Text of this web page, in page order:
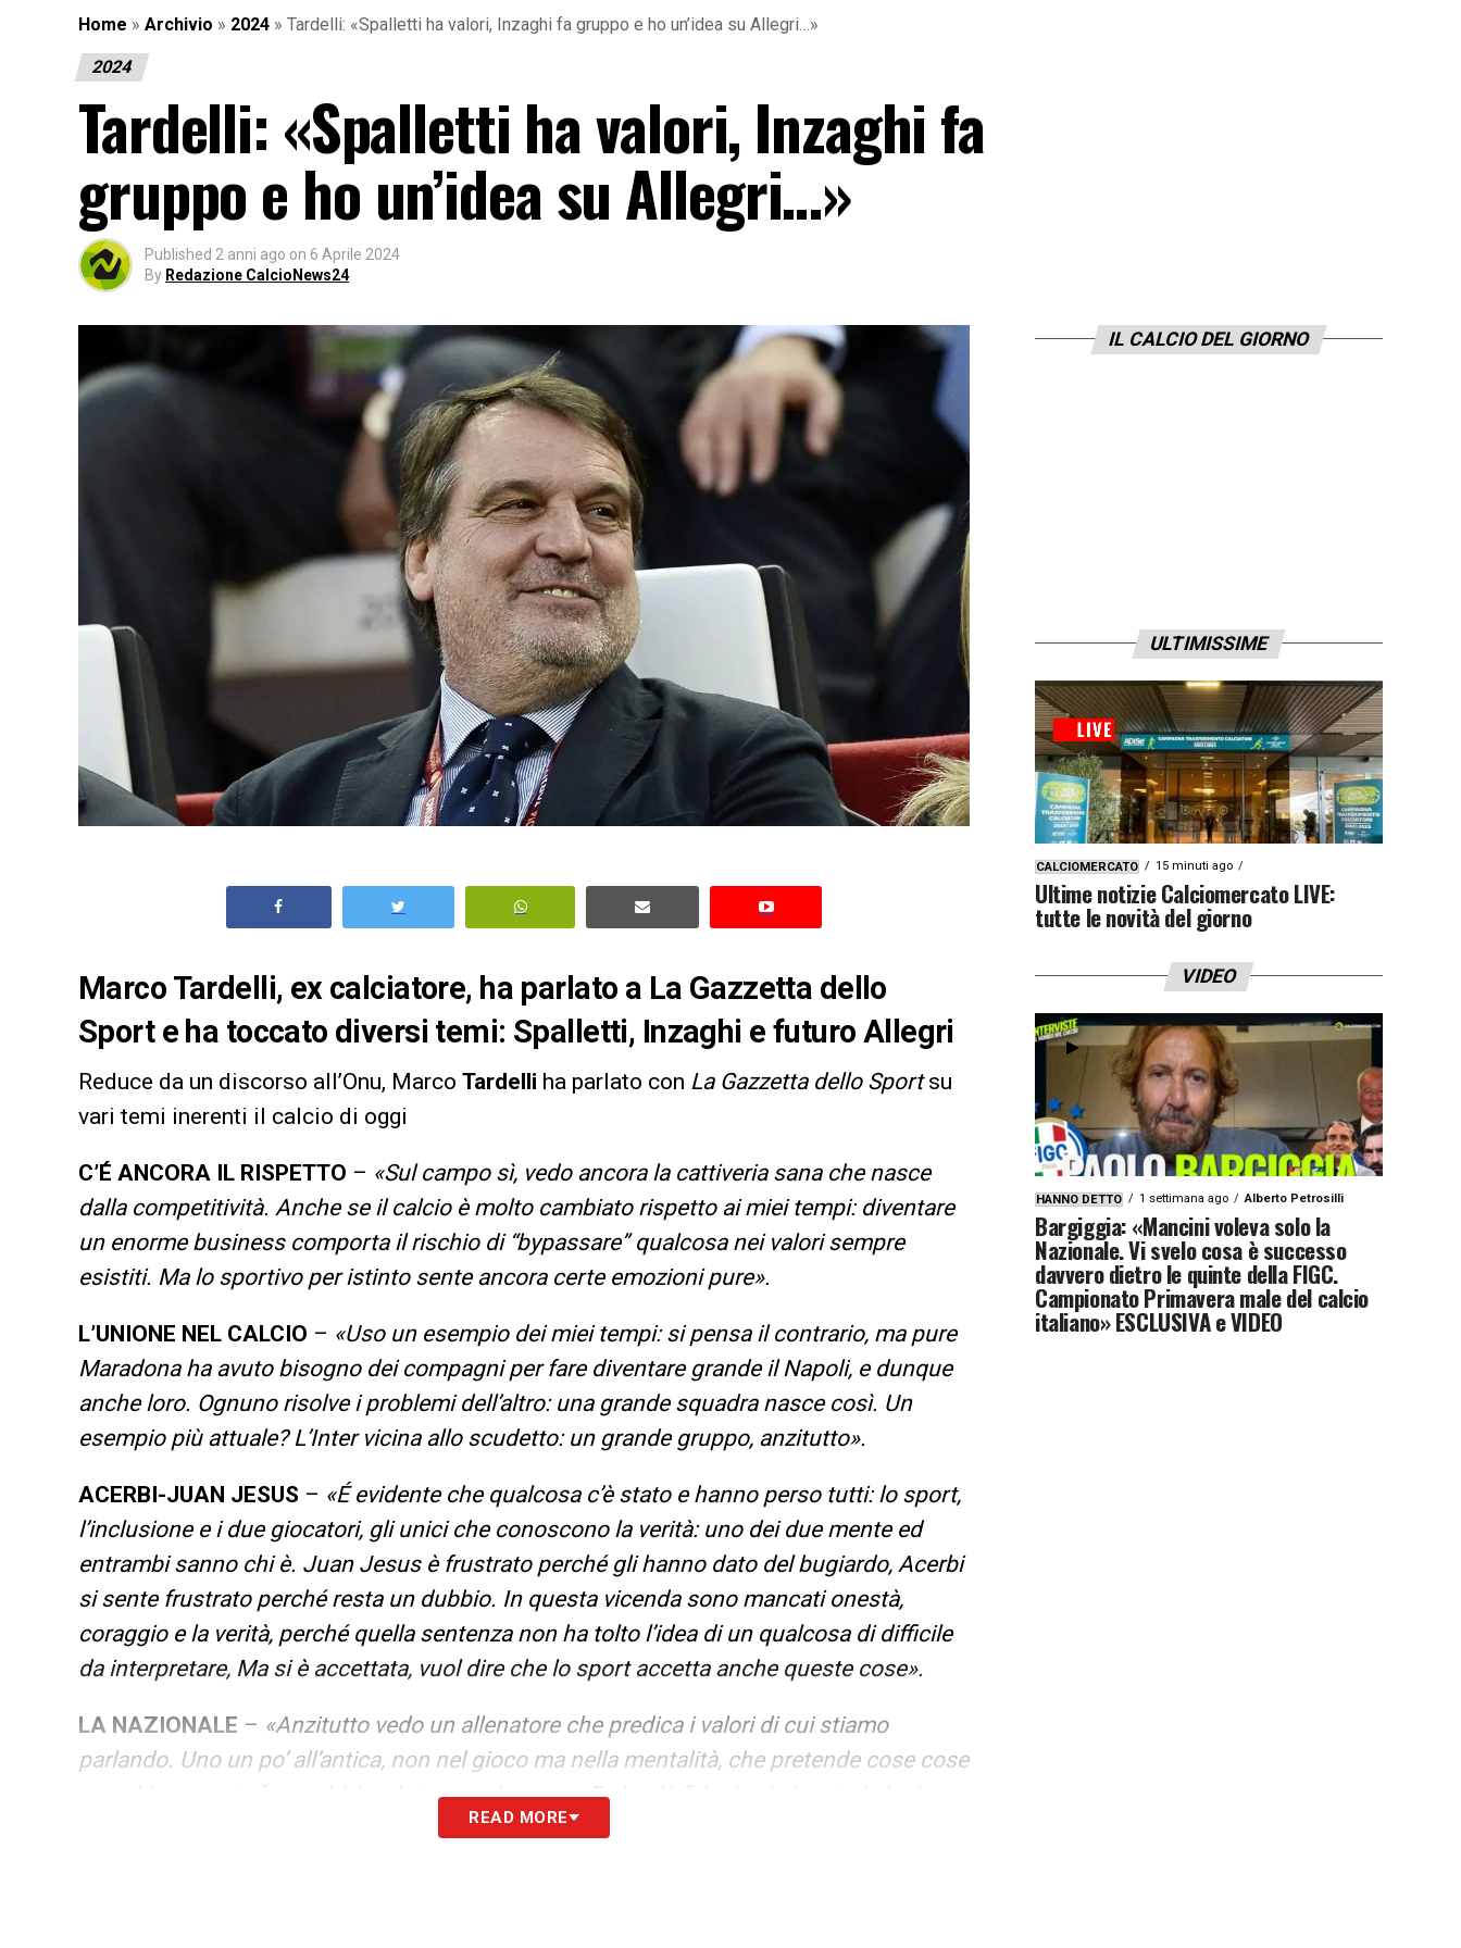
Home » Archivio » 2024 » Tardelli: «Spalletti ha valori, Inzaghi fa gruppo e ho un’idea su Allegri…»
2024
Tardelli: «Spalletti ha valori, Inzaghi fa
gruppo e ho un’idea su Allegri…»
Published 2 anni ago on 6 Aprile 2024
By Redazione CalcioNews24
Marco Tardelli, ex calciatore, ha parlato a La Gazzetta dello
Sport e ha toccato diversi temi: Spalletti, Inzaghi e futuro Allegri
Reduce da un discorso all’Onu, Marco Tardelli ha parlato con La Gazzetta dello Sportsu
vari temi inerenti il calcio di oggi
C’É ANCORA IL RISPETTO – «Sul campo sì, vedo ancora la cattiveria sana che nasce
dalla competitività. Anche se il calcio è molto cambiato rispetto ai miei tempi: diventare
un enorme business comporta il rischio di “bypassare” qualcosa nei valori sempre
esistiti. Ma lo sportivo per istinto sente ancora certe emozioni pure».
L’UNIONE NEL CALCIO – «Uso un esempio dei miei tempi: si pensa il contrario, ma pure
Maradona ha avuto bisogno dei compagni per fare diventare grande il Napoli, e dunque
anche loro. Ognuno risolve i problemi dell’altro: una grande squadra nasce così. Un
esempio più attuale? L’Inter vicina allo scudetto: un grande gruppo, anzitutto».
ACERBI-JUAN JESUS – «É evidente che qualcosa c’è stato e hanno perso tutti: lo sport,
l’inclusione e i due giocatori, gli unici che conoscono la verità: uno dei due mente ed
entrambi sanno chi è. Juan Jesus è frustrato perché gli hanno dato del bugiardo, Acerbi
si sente frustrato perché resta un dubbio. In questa vicenda sono mancati onestà,
coraggio e la verità, perché quella sentenza non ha tolto l’idea di un qualcosa di difficile
da interpretare, Ma si è accettata, vuol dire che lo sport accetta anche queste cose».
LA NAZIONALE – «Anzitutto vedo un allenatore che predica i valori di cui stiamo
parlando. Uno un po’ all’antica, non nel gioco ma nella mentalità, che pretende cose cose
su cui in passato forse si è lasciato un po’ correre. E che dà fiducia ai giocatori che la
meritano, come Retegui, Zaniolo. Spero recuperi anche Scamacca: credo valga molto di
READ MORE
IL CALCIO DEL GIORNO
ULTIMISSIME
CALCIOMERCATO 15 minuti ago
Ultime notizie Calciomercato LIVE:
tutte le novità del giorno
VIDEO
HANNO DETTO 1 settimana ago Alberto Petrosilli
Bargiggia: «Mancini voleva solo la
Nazionale. Vi svelo cosa è successo
davvero dietro le quinte della FIGC.
Campionato Primavera male del calcio
italiano» ESCLUSIVA e VIDEO